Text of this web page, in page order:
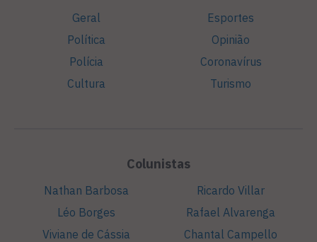
Geral
Política
Polícia
Cultura
Esportes
Opinião
Coronavírus
Turismo
Colunistas
Nathan Barbosa
Léo Borges
Viviane de Cássia
Ricardo Villar
Rafael Alvarenga
Chantal Campello